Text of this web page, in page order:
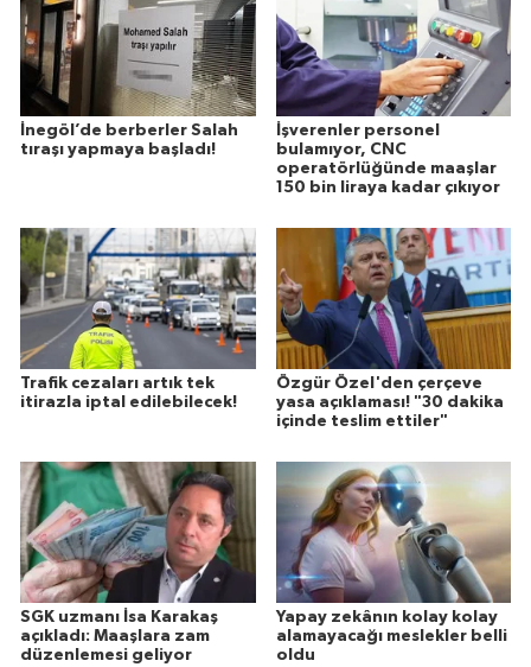
İnegöl’de berberler Salah
tıraşı yapmaya başladı!
İşverenler personel
bulamıyor, CNC
operatörlüğünde maaşlar
150 bin liraya kadar çıkıyor
Trafik cezaları artık tek
itirazla iptal edilebilecek!
Özgür Özel'den çerçeve
yasa açıklaması! "30 dakika
içinde teslim ettiler"
SGK uzmanı İsa Karakaş
açıkladı: Maaşlara zam
düzenlemesi geliyor
Yapay zekânın kolay kolay
alamayacağı meslekler belli
oldu